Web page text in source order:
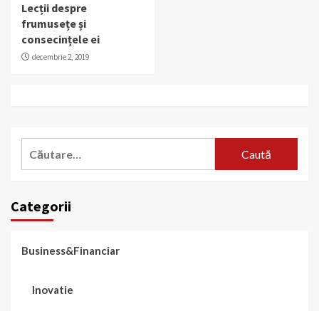
Lecții despre
frumusețe și
consecințele ei
decembrie 2, 2019
Categorii
Business&Financiar
Inovatie